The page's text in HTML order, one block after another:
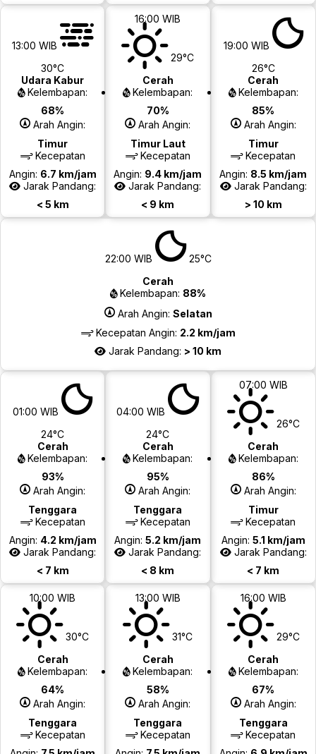
13:00 WIB
30°C
Udara Kabur
Kelembapan:
68%
Arah Angin:
Timur
Kecepatan
Angin: 6.7 km/jam
Jarak Pandang:
< 5 km
16:00 WIB
29°C
Cerah
Kelembapan:
70%
Arah Angin:
Timur Laut
Kecepatan
Angin: 9.4 km/jam
Jarak Pandang:
< 9 km
19:00 WIB
26°C
Cerah
Kelembapan:
85%
Arah Angin:
Timur
Kecepatan
Angin: 8.5 km/jam
Jarak Pandang:
> 10 km
22:00 WIB
25°C
Cerah
Kelembapan: 88%
Arah Angin: Selatan
Kecepatan Angin: 2.2 km/jam
Jarak Pandang: > 10 km
01:00 WIB
24°C
Cerah
Kelembapan:
93%
Arah Angin:
Tenggara
Kecepatan
Angin: 4.2 km/jam
Jarak Pandang:
< 7 km
04:00 WIB
24°C
Cerah
Kelembapan:
95%
Arah Angin:
Tenggara
Kecepatan
Angin:5.2 km/jam
Jarak Pandang:
< 8 km
07:00 WIB
26°C
Cerah
Kelembapan:
86%
Arah Angin:
Timur
Kecepatan
Angin: 5.1 km/jam
Jarak Pandang:
< 7 km
10:00 WIB
30°C
Cerah
Kelembapan:
64%
Arah Angin:
Tenggara
Kecepatan
13:00 WIB
31°C
Cerah
Kelembapan:
58%
Arah Angin:
Tenggara
Kecepatan
16:00 WIB
29°C
Cerah
Kelembapan:
67%
Arah Angin:
Tenggara
Kecepatan